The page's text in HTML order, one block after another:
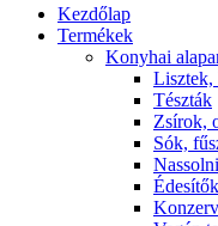
Kezdőlap
Termékek
Konyhai
Lisztek,
Tészták
Zsírok,
Sók,
Édesítők